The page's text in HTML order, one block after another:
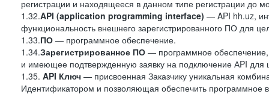
регистрации и находящееся в данном типе регистрации до
1.32.API (application programming interface) — API hh.uz,
функциональность внешнего зарегистрированного ПО для
1.33.ПО — программное обеспечение.
1.34.Зарегистрированное ПО — программное
и имеющее подтвержденную заявку на подключение АPI для
1.35. API Ключ — присвоенная Заказчику уникальная
Идентификатором и позволяющая обеспечить программное